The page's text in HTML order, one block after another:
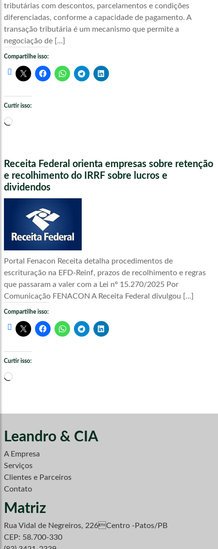
tributárias com descontos, parcelamentos e condições
diferenciadas, conforme a capacidade de pagamento. A
transação tributária é um mecanismo que permite a
negociação de […]
Compartilhe isso:
Curtir isso:
Carregando...
Receita Federal orienta empresas sobre retenção
e recolhimento do IRRF sobre lucros e
dividendos
Portal Fenacon Receita detalha procedimentos de
escrituração na EFD-Reinf, prazos de recolhimento e regras
que passaram a valer com a Lei nº 15.270/2025 Por
Comunicação FENACON A Receita Federal divulgou […]
Compartilhe isso:
Curtir isso:
Carregando...
Leandro & CIA
A Empresa
Serviços
Clientes e Parceiros
Contato
Matriz
Rua Vidal de Negreiros, 226Centro -Patos/PB
CEP: 58.700-330